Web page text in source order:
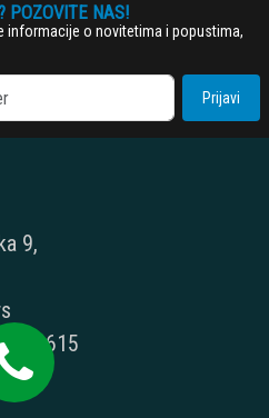
POZOVITE NAS!
informacije o novitetima i popustima,
Prijavi
9,
47-615